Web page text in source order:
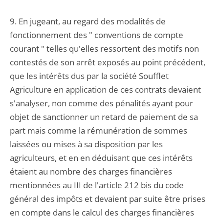
9. En jugeant, au regard des modalités de
fonctionnement des " conventions de compte
courant " telles qu'elles ressortent des motifs non
contestés de son arrêt exposés au point précédent,
que les intérêts dus par la société Soufflet
Agriculture en application de ces contrats devaient
s'analyser, non comme des pénalités ayant pour
objet de sanctionner un retard de paiement de sa
part mais comme la rémunération de sommes
laissées ou mises à sa disposition par les
agriculteurs, et en en déduisant que ces intérêts
étaient au nombre des charges financières
mentionnées au III de l'article 212 bis du code
général des impôts et devaient par suite être prises
en compte dans le calcul des charges financières